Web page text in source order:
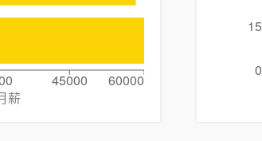
45000
60000
薪
0
15